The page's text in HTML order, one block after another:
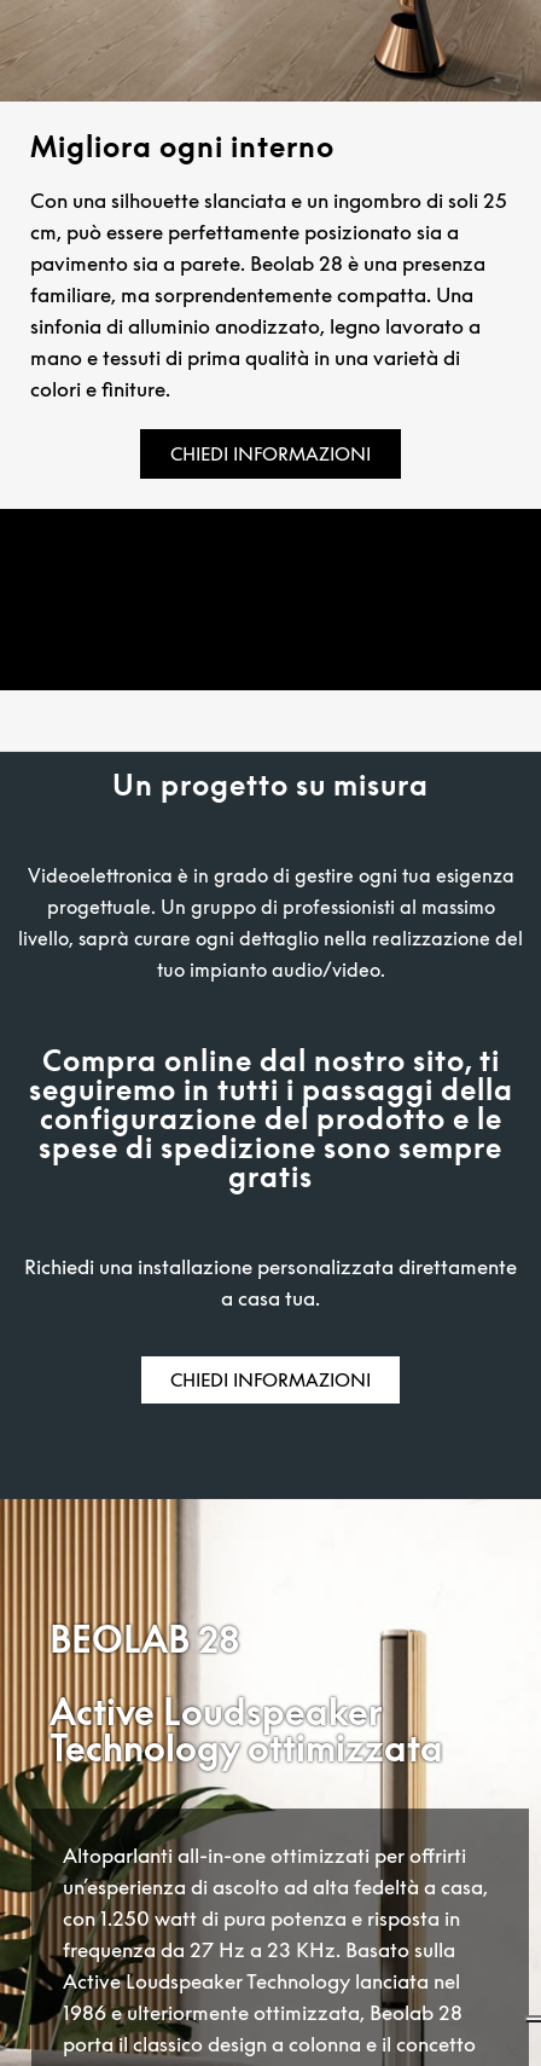
Migliora ogni interno
Con una silhouette slanciata e un ingombro di soli 25
cm, può essere perfettamente posizionato sia a
pavimento sia a parete. Beolab 28 è una presenza
familiare, ma sorprendentemente compatta. Una
sinfonia di alluminio anodizzato, legno lavorato a
mano e tessuti di prima qualità in una varietà di
colori e finiture.
CHIEDI INFORMAZIONI
Un progetto su misura
Videoelettronica è in grado di gestire ogni tua esigenza
progettuale. Un gruppo di professionisti al massimo
livello, saprà curare ogni dettaglio nella realizzazione del
tuo impianto audio/video.
Compra online dal nostro sito, ti
seguiremo in tutti i passaggi della
configurazione del prodotto e le
spese di spedizione sono sempre
gratis
Richiedi una installazione personalizzata direttamente
a casa tua.
CHIEDI INFORMAZIONI
BEOLAB 28
Active Loudspeaker
Technology ottimizzata
Altoparlanti all-in-one ottimizzati per offrirti
un’esperienza di ascolto ad alta fedeltà a casa,
con 1.250 watt di pura potenza e risposta in
frequenza da 27 Hz a 23 KHz. Basato sulla
Active Loudspeaker Technology lanciata nel
1986 e ulteriormente ottimizzata, Beolab 28
porta il classico design a colonna e il concetto